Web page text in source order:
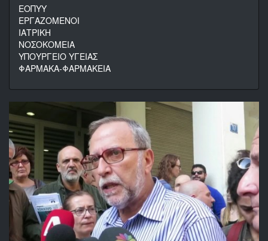
ΕΟΠΥΥ
ΕΡΓΑΖΟΜΕΝΟΙ
ΙΑΤΡΙΚΗ
ΝΟΣΟΚΟΜΕΙΑ
ΥΠΟΥΡΓΕΙΟ ΥΓΕΙΑΣ
ΦΑΡΜΑΚΑ-ΦΑΡΜΑΚΕΙΑ